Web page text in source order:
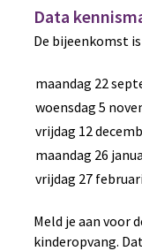
Data
De bijeenkomst
maandag 22
woensdag 5
vrijdag 12
maandag 26
vrijdag 27
Meld je aan voor
kinderopvang.